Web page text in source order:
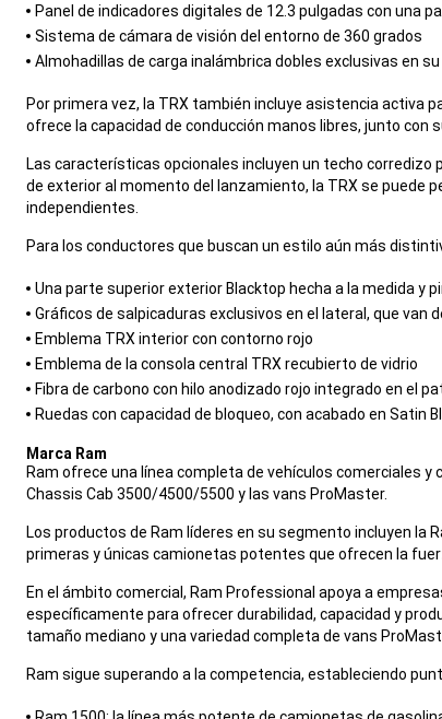
Panel de indicadores digitales de 12.3 pulgadas con una
Sistema de cámara de visión del entorno de 360 grados
Almohadillas de carga inalámbrica dobles exclusivas en
Por primera vez, la TRX también incluye asistencia activa
ofrece la capacidad de conducción manos libres, junto con
Las características opcionales incluyen un techo
de exterior al momento del lanzamiento, la TRX se puede
independientes.
Para los conductores que buscan un estilo aún más
Una parte superior exterior Blacktop hecha a la medida y
Gráficos de salpicaduras exclusivos en el lateral, que
Emblema TRX interior con contorno rojo
Emblema de la consola central TRX recubierto de vidrio
Fibra de carbono con hilo anodizado rojo integrado en el
Ruedas con capacidad de bloqueo, con acabado en Satin
Marca Ram
,Ram ofrece una línea completa de vehículos comerciales
Chassis Cab 3500/4500/5500 y las vans ProMaster.
Los productos de Ram líderes en su segmento incluyen la
primeras y únicas camionetas potentes que ofrecen la
En el ámbito comercial, Ram Professional apoya a
específicamente para ofrecer durabilidad, capacidad y
tamaño mediano y una variedad completa de vans
Ram sigue superando a la competencia, estableciendo